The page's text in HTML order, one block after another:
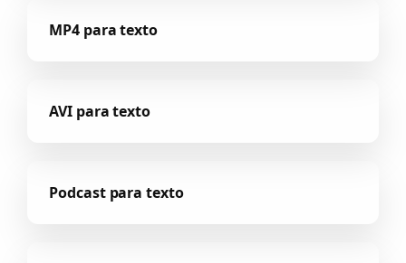
MP4 para texto
AVI para texto
Podcast para texto